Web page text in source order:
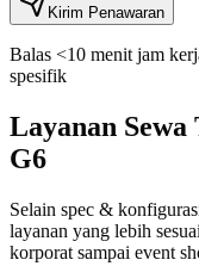
Kirim Penawaran
Balas <10 menit jam
spesifik
Layanan
G6
Selain spec &
layanan yang lebih
korporat sampai event